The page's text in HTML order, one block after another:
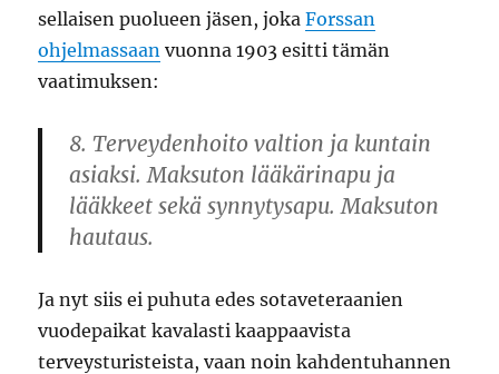
sellaisen puolueen jäsen, jokaForssan
ohjelmassaan vuonna 1903 esitti tämän
vaatimuksen:
8. Terveydenhoito valtion ja kuntain
asiaksi. Maksuton lääkärinapu ja
lääkkeet sekä synnytysapu. Maksuton
hautaus.
Ja nyt siis ei puhuta edes sotaveteraanien
vuodepaikat kavalasti kaappaavista
terveysturisteista, vaan noin kahdentuhannen